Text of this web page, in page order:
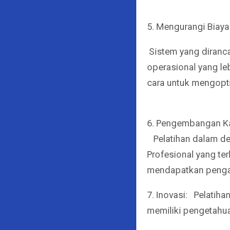
5. Mengurangi
Sistem yang
operasional yang
cara untuk
6. Pengembangan
Pelatihan dalam
Profesional yang
mendapatkan
7. Inovasi:
memiliki